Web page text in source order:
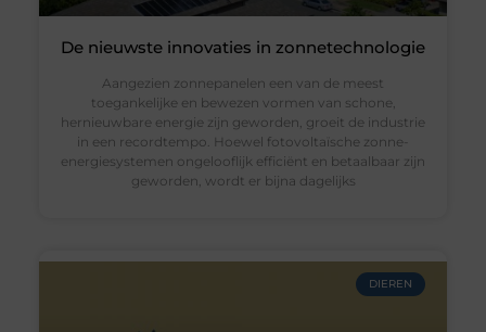
De nieuwste innovaties in zonnetechnologie
Aangezien zonnepanelen een van de meest
toegankelijke en bewezen vormen van schone,
hernieuwbare energie zijn geworden, groeit de industrie
in een recordtempo. Hoewel fotovoltaïsche zonne-
energiesystemen ongelooflijk efficiënt en betaalbaar zijn
geworden, wordt er bijna dagelijks
DIEREN